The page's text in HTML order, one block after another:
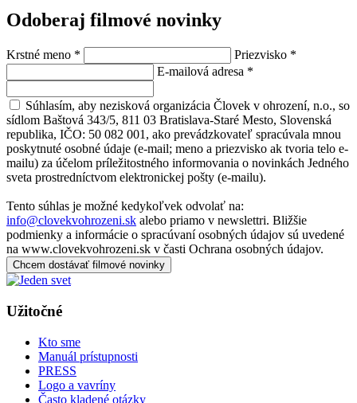
Odoberaj filmové novinky
Krstné meno * Priezvisko *
E-mailová adresa *
Súhlasím, aby nezisková organizácia Človek v ohrození, n.o., so
sídlom Baštová 343/5, 811 03 Bratislava-Staré Mesto, Slovenská
republika, IČO: 50 082 001, ako prevádzkovateľ spracúvala mnou
poskytnuté osobné údaje (e-mail; meno a priezvisko ak tvoria telo e-
mailu) za účelom príležitostného informovania o novinkách Jedného
sveta prostredníctvom elektronickej pošty (e-mailu).
Tento súhlas je možné kedykoľvek odvolať na:
info@clovekvohrozeni.sk alebo priamo v newslettri. Bližšie
podmienky a informácie o spracúvaní osobných údajov sú uvedené
na www.clovekvohrozeni.sk v časti Ochrana osobných údajov.
Chcem dostávať filmové novinky
Užitočné
Kto sme
Manuál prístupnosti
PRESS
Logo a vavríny
Často kladené otázky